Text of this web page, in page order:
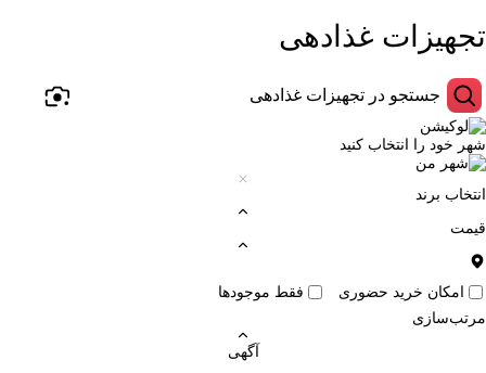
تجهیزات غذادهی
شهر خود را انتخاب کنید
انتخاب برند
قیمت
امکان خرید حضوری
فقط موجودها
مرتب‌سازی
آگهی